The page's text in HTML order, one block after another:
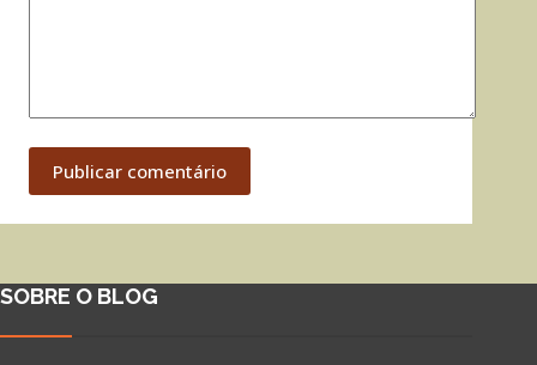
Publicar comentário
SOBRE O BLOG